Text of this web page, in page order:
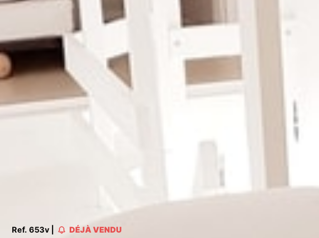
Ref. 653v | DÉJÀ VENDU